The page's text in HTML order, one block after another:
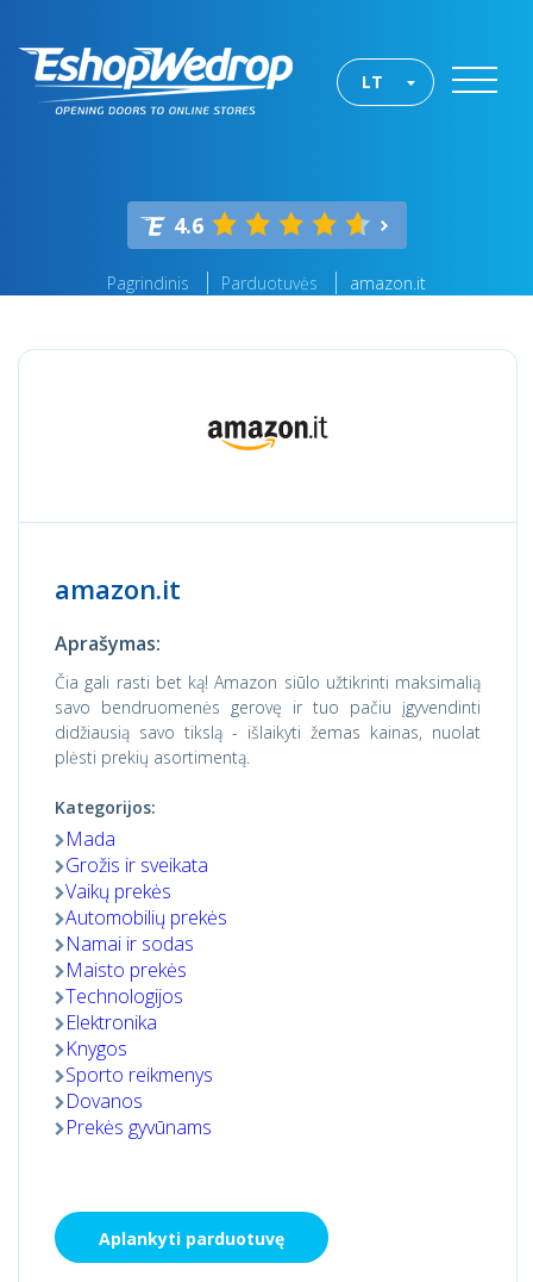
LT
4.6
Pagrindinis Parduotuvės amazon.it
amazon.it
Aprašymas:
Čia gali rasti bet ką! Amazon siūlo užtikrinti maksimalią
savo bendruomenės gerovę ir tuo pačiu įgyvendinti
didžiausią savo tikslą - išlaikyti žemas kainas, nuolat
plėsti prekių asortimentą.
Kategorijos:
Mada
Grožis ir sveikata
Vaikų prekės
Automobilių prekės
Namai ir sodas
Maisto prekės
Technologijos
Elektronika
Knygos
Sporto reikmenys
Dovanos
Prekės gyvūnams
Aplankyti parduotuvę